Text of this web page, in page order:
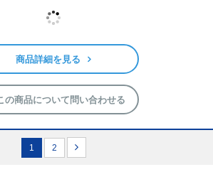
商品詳細を見る
この商品について問い合わせる
1